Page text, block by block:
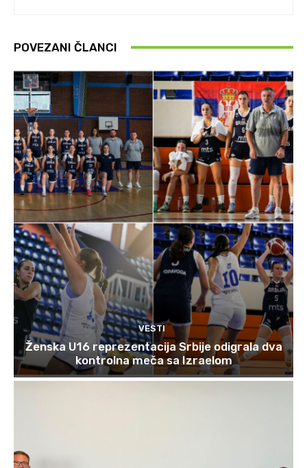
POVEZANI ČLANCI
VESTI
Ženska U16 reprezentacija Srbije odigrala dva
kontrolna meča sa Izraelom